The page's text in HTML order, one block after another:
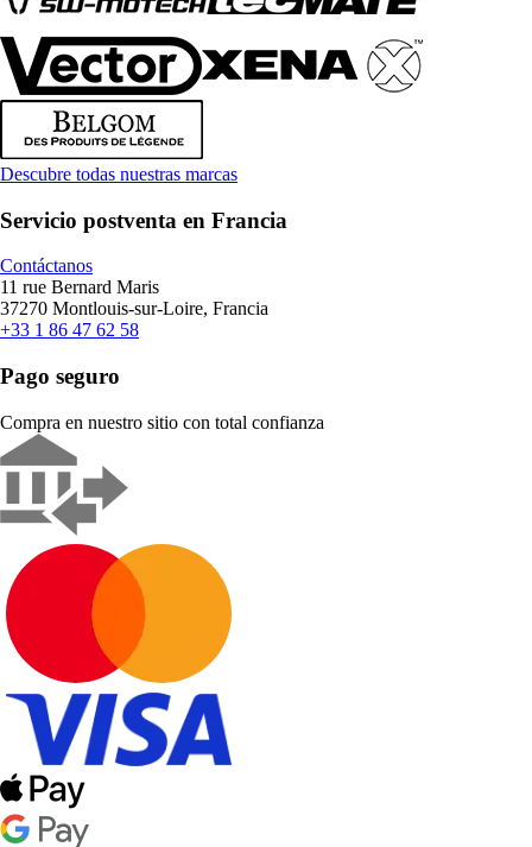
Descubre todas nuestras marcas
Servicio postventa en Francia
Contáctanos
11 rue Bernard Maris
37270 Montlouis-sur-Loire, Francia
+33 1 86 47 62 58
Pago seguro
Compra en nuestro sitio con total confianza